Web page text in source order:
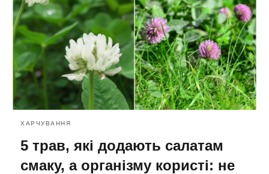
ХАРЧУВАННЯ
5 трав, які додають салатам
смаку, а організму користі: не